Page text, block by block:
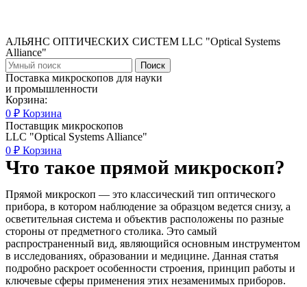
АЛЬЯНС ОПТИЧЕСКИХ СИСТЕМ LLC "Optical Systems
Alliance"
Поиск
Поставка микроскопов для науки
и промышленности
Корзина:
0 ₽ Корзина
Поставщик микроскопов
LLC "Optical Systems Alliance"
0 ₽ Корзина
Что такое прямой микроскоп?
Прямой микроскоп — это классический тип оптического
прибора, в котором наблюдение за образцом ведется снизу, а
осветительная система и объектив расположены по разные
стороны от предметного столика. Это самый
распространенный вид, являющийся основным инструментом
в исследованиях, образовании и медицине. Данная статья
подробно раскроет особенности строения, принцип работы и
ключевые сферы применения этих незаменимых приборов.